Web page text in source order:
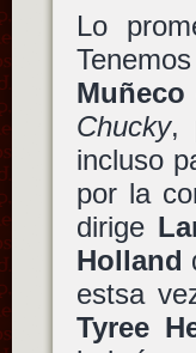
Lo
Chucky,
incluso
por la
dirige
Holland
estsa
Tyree